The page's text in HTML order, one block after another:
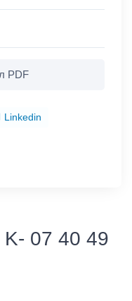
PDF
Linkedin
07 40 49